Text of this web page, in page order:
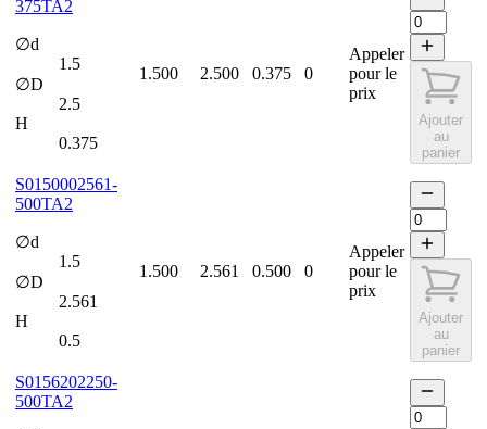
375TA2
∅d
1.5
∅D
2.5
H
0.375
1.500 2.500 0.375 0
Appeler
pour le
prix
Ajouter
au
panier
S0150002561-
500TA2
∅d
1.5
∅D
2.561
H
0.5
1.500 2.561 0.500 0
Appeler
pour le
prix
Ajouter
au
panier
S0156202250-
500TA2